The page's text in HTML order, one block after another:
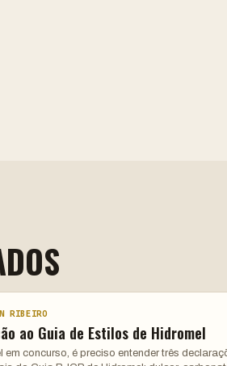
RIBEIRO
ao Guia de Estilos de Hidromel
em concurso, é preciso entender três